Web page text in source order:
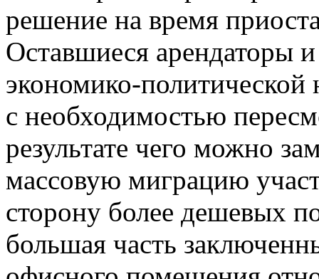
решение на время
Оставшиеся арендаторы
экономико-политической
с необходимостью
результате чего можно
массовую миграцию
сторону более дешевых
большая часть